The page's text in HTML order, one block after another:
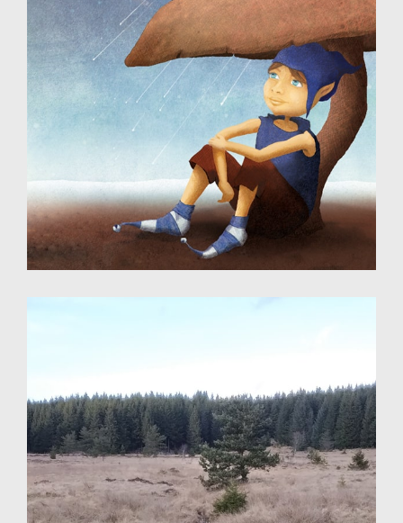
Illustration - Dessin numérique
Destinée aux éditions jeunesse